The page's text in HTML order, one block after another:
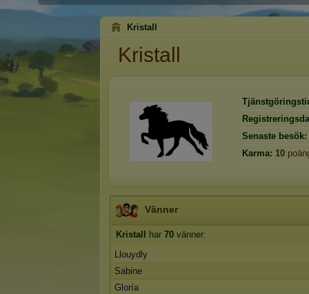
Kristall
Kristall
Senaste besök:
Karma: 10
Vänner
Kristall har 70 vänner:
Llouydly
Sabine
Gloría